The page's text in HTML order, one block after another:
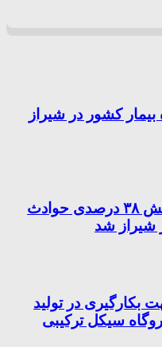
بیمار کشور در شیراز
فرهنگ سازی منجر به کاهش ۳۸ درصدی حوادث
شد
بکارگیری در تولید
سیکل ترکیبی